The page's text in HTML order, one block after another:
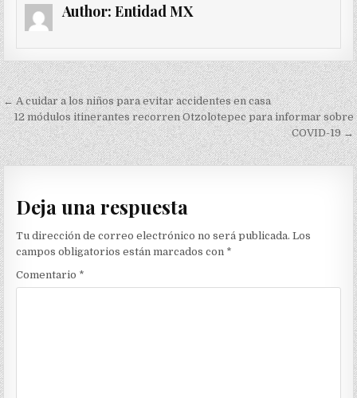
Author: Entidad MX
Navegación
de
entradas
← A cuidar a los niños para evitar accidentes en casa
12 módulos itinerantes recorren Otzolotepec para informar sobre
COVID-19 →
Deja una respuesta
Tu dirección de correo electrónico no será publicada. Los
campos obligatorios están marcados con *
Comentario *